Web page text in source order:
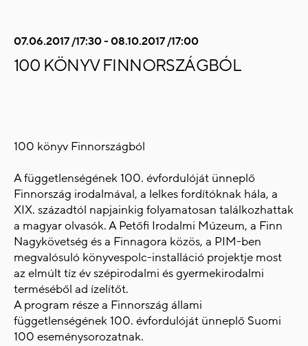
07.06.2017 /17:30 - 08.10.2017 /17:00
100 KÖNYV FINNORSZÁGBÓL
100 könyv Finnországból
A függetlenségének 100. évfordulóját ünneplő
Finnország irodalmával, a lelkes fordítóknak hála, a
XIX. századtól napjainkig folyamatosan találkozhattak
a magyar olvasók. A Petőfi Irodalmi Múzeum, a Finn
Nagykövetség és a Finnagora közös, a PIM-ben
megvalósuló könyvespolc-installáció projektje most
az elmúlt tíz év szépirodalmi és gyermekirodalmi
terméséből ad ízelítőt.
A program része a Finnország állami
függetlenségének 100. évfordulóját ünneplő Suomi
100 eseménysorozatnak.